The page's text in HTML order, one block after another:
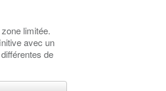
limitée.
avec un
de